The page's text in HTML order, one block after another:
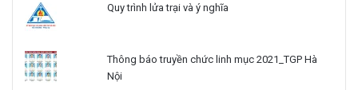
Quy trình lửa trại và ý nghĩa
Thông báo truyền chức linh mục 2021_TGP Hà
Nội